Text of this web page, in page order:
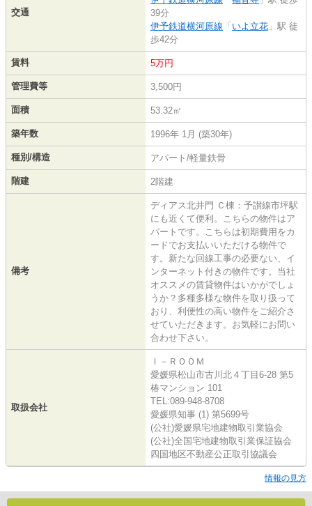
交通
39分
伊予鉄道横河原線 「 いよ立花 」駅 徒
歩42分
賃料 5万円
管理費等 3,500円
面積 53.32㎡
築年数 1996年 1月 (築30年)
種別/構造 アパート/軽量鉄骨
階建 2階建
備考
ディアス北井門 Ｃ棟：予讃線市坪駅
にも近くて便利。こちらの物件はア
パートです。こちらは初期費用をカ
ードでお支払いいただける物件で
す。新たな回線工事の必要ない、イ
ンターネット付きの物件です。当社
オススメの賃貸物件はいかがでしょ
うか？多種多様な物件を取り扱って
おり、利便性の高い物件をご紹介さ
せていただきます。お気軽にお問い
合わせ下さい。
取扱会社
Ｉ－ＲＯＯＭ
愛媛県松山市古川北４丁目6-28 第5
椿マンション 101
TEL:089-948-8708
愛媛県知事 (1) 第5699号
(公社)愛媛県宅地建物取引業協会
(公社)全国宅地建物取引業保証協会
四国地区不動産公正取引協議会
情報の見方